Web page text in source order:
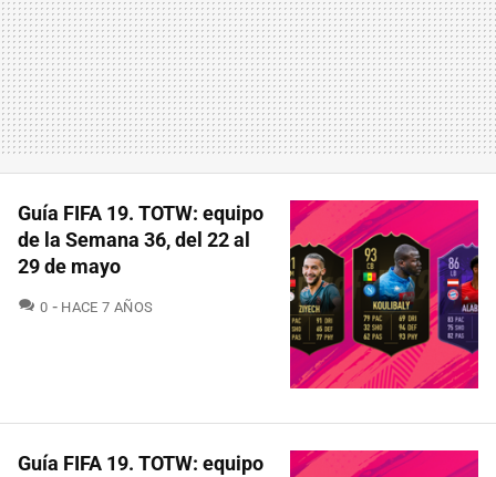
Guía FIFA 19. TOTW: equipo
de la Semana 36, del 22 al
29 de mayo
0 COMENTARIOS
HACE 7 AÑOS
Guía FIFA 19. TOTW: equipo